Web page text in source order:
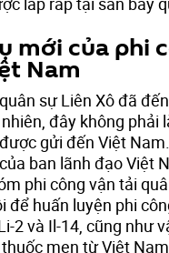
mới của phi
Nam
sự Liên Xô đã
đây không phải
gửi đến Việt
ban lãnh đạo Việt
phi công vận tải
để huấn luyện phi
2 và Il-14, cũng như
men từ Việt